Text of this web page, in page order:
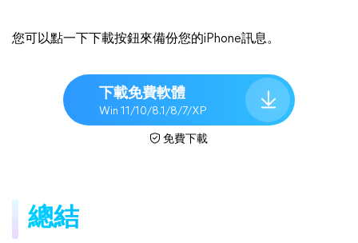
您可以點一下下載按鈕來備份您的iPhone訊息。
下載免費軟體
Win 11/10/8.1/8/7/XP
免費下載
總結